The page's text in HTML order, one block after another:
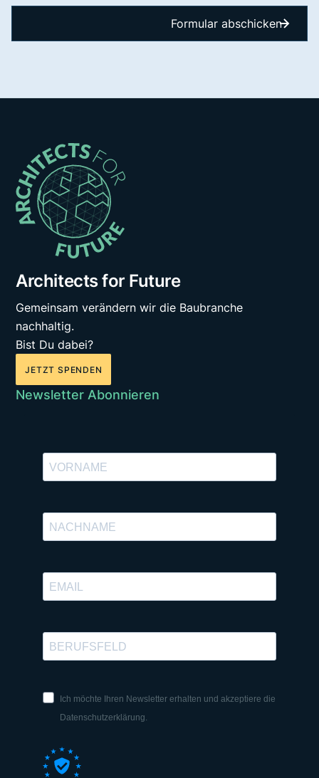
Architects for Future
Gemeinsam verändern wir die Baubranche
nachhaltig.
Bist Du dabei?
JETZT SPENDEN
Newsletter Abonnieren
Ich möchte Ihren Newsletter erhalten und akzeptiere die
Datenschutzerklärung.